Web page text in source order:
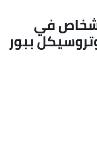
إصابة 3 أشخاص في
ببور